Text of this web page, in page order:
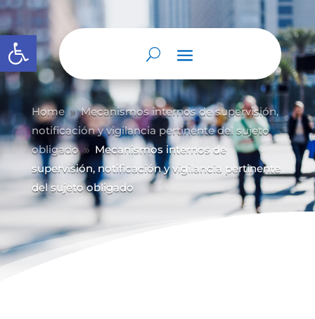
Abrir barra de herramientas
Home 9 Mecanismos internos de supervisión,
notificación y vigilancia pertinente del sujeto
obligado 9 Mecanismos internos de
supervisión, notificación y vigilancia pertinente
del sujeto obligado